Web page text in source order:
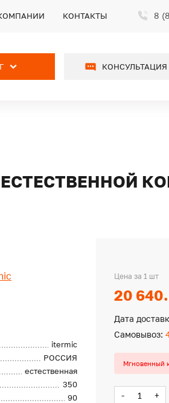
КОНТАКТЫ 8
КОНСУЛЬТАЦИЯ
ЕСТЕСТВЕННОЙ
itermic
РОССИЯ
естественная
350
90
Цена за 1 шт
20
Дата
Самовывоз:
Мгновенный
- +